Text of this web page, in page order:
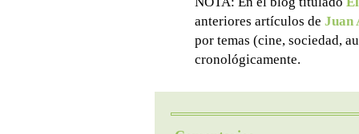
anteriores artículos de Juan
por temas (cine, sociedad,
cronológicamente.